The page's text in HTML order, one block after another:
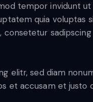
tempor invidunt
quia voluptas
elitr, sed diam
et accusam et